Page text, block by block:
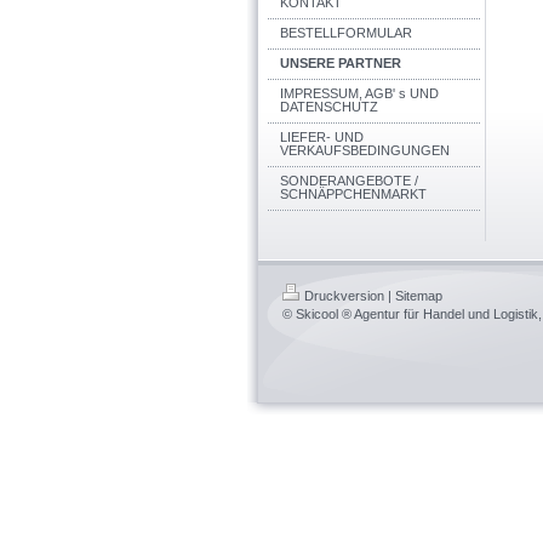
BESTELLFORMULAR
UNSERE PARTNER
IMPRESSUM, AGB' s UND
DATENSCHUTZ
LIEFER- UND
VERKAUFSBEDINGUNGEN
SONDERANGEBOTE /
SCHNÄPPCHENMARKT
Druckversion | Sitemap
© Skicool ® Agentur für Handel und